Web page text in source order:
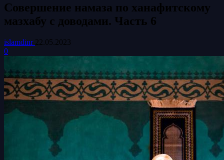
Совершение намаза по ханафитскому
мазхабу с доводами. Часть 6
islamdinr 22.05.2023
0